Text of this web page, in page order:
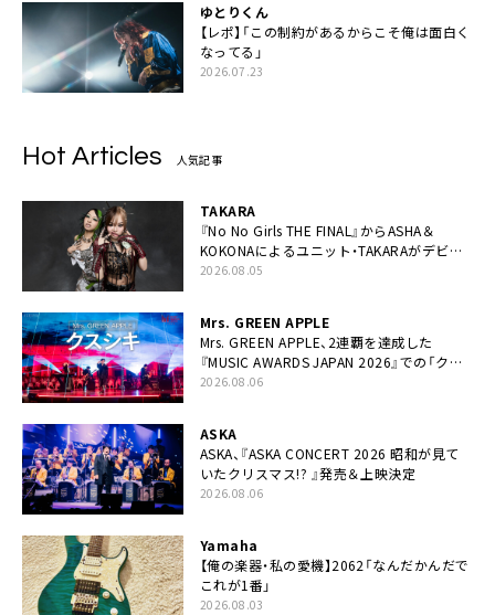
ゆとりくん
【レポ】「この制約があるからこそ俺は面白く
なってる」
2026.07.23
Hot Articles 人気記事
TAKARA
『No No Girls THE FINAL』からASHA＆
KOKONAによるユニット・TAKARAがデビュ
ー
2026.08.05
Mrs. GREEN APPLE
Mrs. GREEN APPLE、2連覇を達成した
『MUSIC AWARDS JAPAN 2026』での「クス
シキ」ライブパフォーマンスをYouTube公開
2026.08.06
ASKA
ASKA、『ASKA CONCERT 2026 昭和が見て
いたクリスマス!? 』発売＆上映決定
2026.08.06
Yamaha
【俺の楽器・私の愛機】2062「なんだかんだで
これが1番」
2026.08.03